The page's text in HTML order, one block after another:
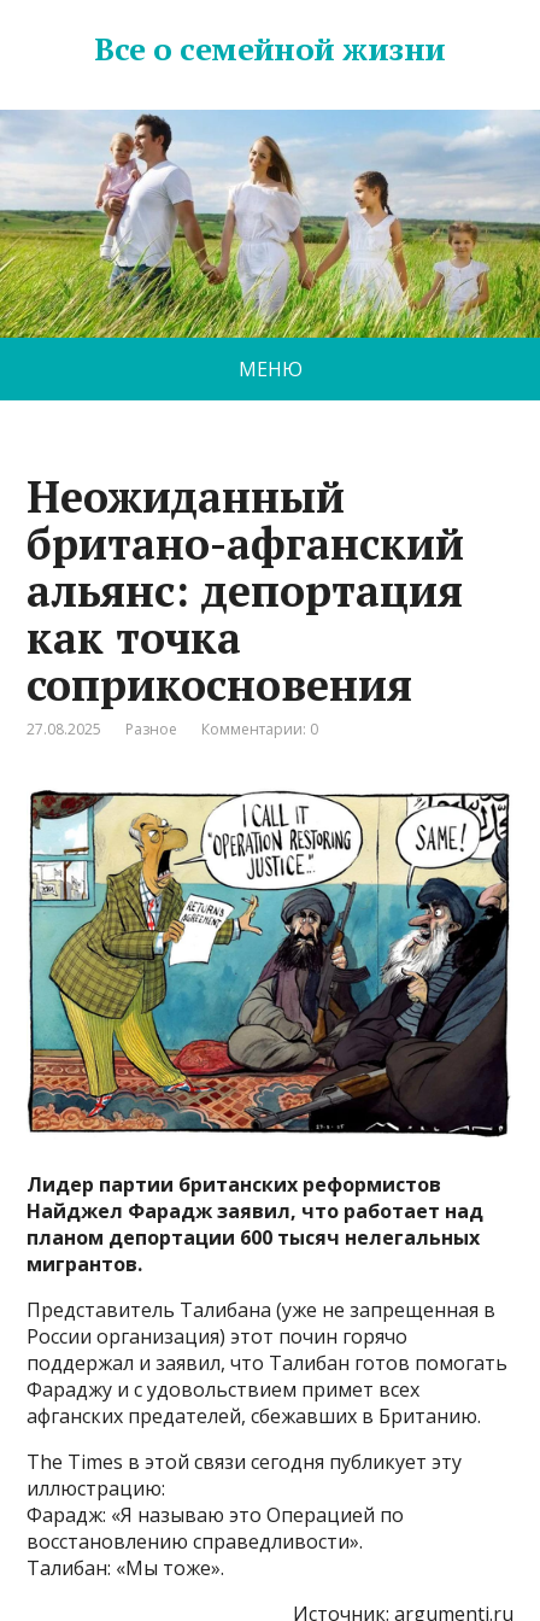
Все о семейной жизни
МЕНЮ
Неожиданный
британо-афганский
альянс: депортация
как точка
соприкосновения
27.08.2025 Разное Комментарии: 0
Лидер партии британских реформистов
Найджел Фарадж заявил, что работает над
планом депортации 600 тысяч нелегальных
мигрантов.
Представитель Талибана (уже не запрещенная в
России организация) этот почин горячо
поддержал и заявил, что Талибан готов помогать
Фараджу и с удовольствием примет всех
афганских предателей, сбежавших в Британию.
The Times в этой связи сегодня публикует эту
иллюстрацию:
Фарадж: «Я называю это Операцией по
восстановлению справедливости».
Талибан: «Мы тоже».
Источник: argumenti.ru